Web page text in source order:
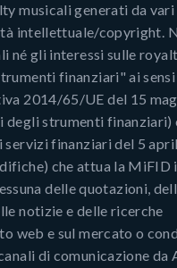
musicali generati da
intellettuale/copyright.
né gli interessi sulle
finanziari" ai sensi
2014/65/UE del 15
degli strumenti finanziari)
servizi finanziari del 5
che attua la MiFID
delle quotazioni,
notizie e delle ricerche
web e sul mercato o
di comunicazione da